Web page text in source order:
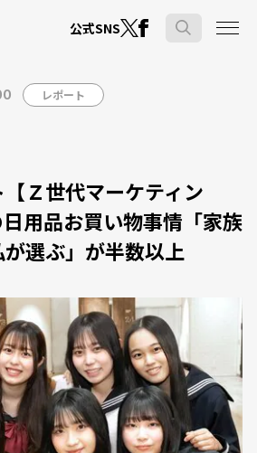
公式SNS
レポート
Ｚ世代マーケティン
用品お買い物事情「家族
選ぶ」が半数以上